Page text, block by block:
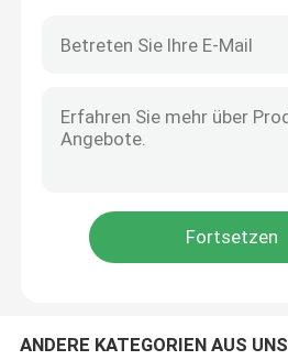
Spritzgießmaschine
ANDERE KATEGORIEN AUS UNS